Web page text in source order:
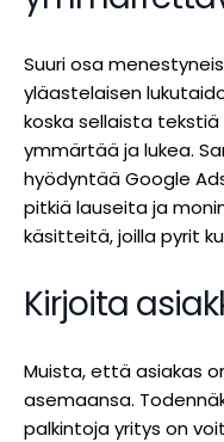
Suuri osa
yläastelaisen
koska sellaista
ymmärtää ja lukea.
hyödyntää Google
pitkiä lauseita ja
käsitteitä, joilla pyrit
Kirjoita
Muista, että asiakas
asemaansa.
palkintoja yritys on